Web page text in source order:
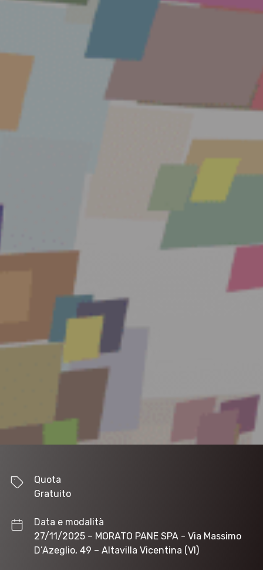
Quota
Gratuito
Data e modalità
27/11/2025– MORATO PANE SPA - Via Massimo
D’Azeglio, 49 – Altavilla Vicentina (VI)